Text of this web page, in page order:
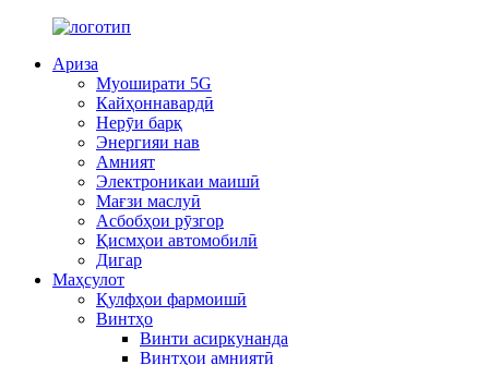
Ариза
Муоширати 5G
Кайҳоннавардӣ
Нерӯи барқ
Энергияи нав
Амният
Электроникаи маишӣ
Мағзи маслуӣ
Асбобҳои рӯзгор
Қисмҳои автомобилӣ
Дигар
Маҳсулот
Қулфҳои фармоишӣ
Винтҳо
Винти асиркунанда
Винтҳои амниятӣ